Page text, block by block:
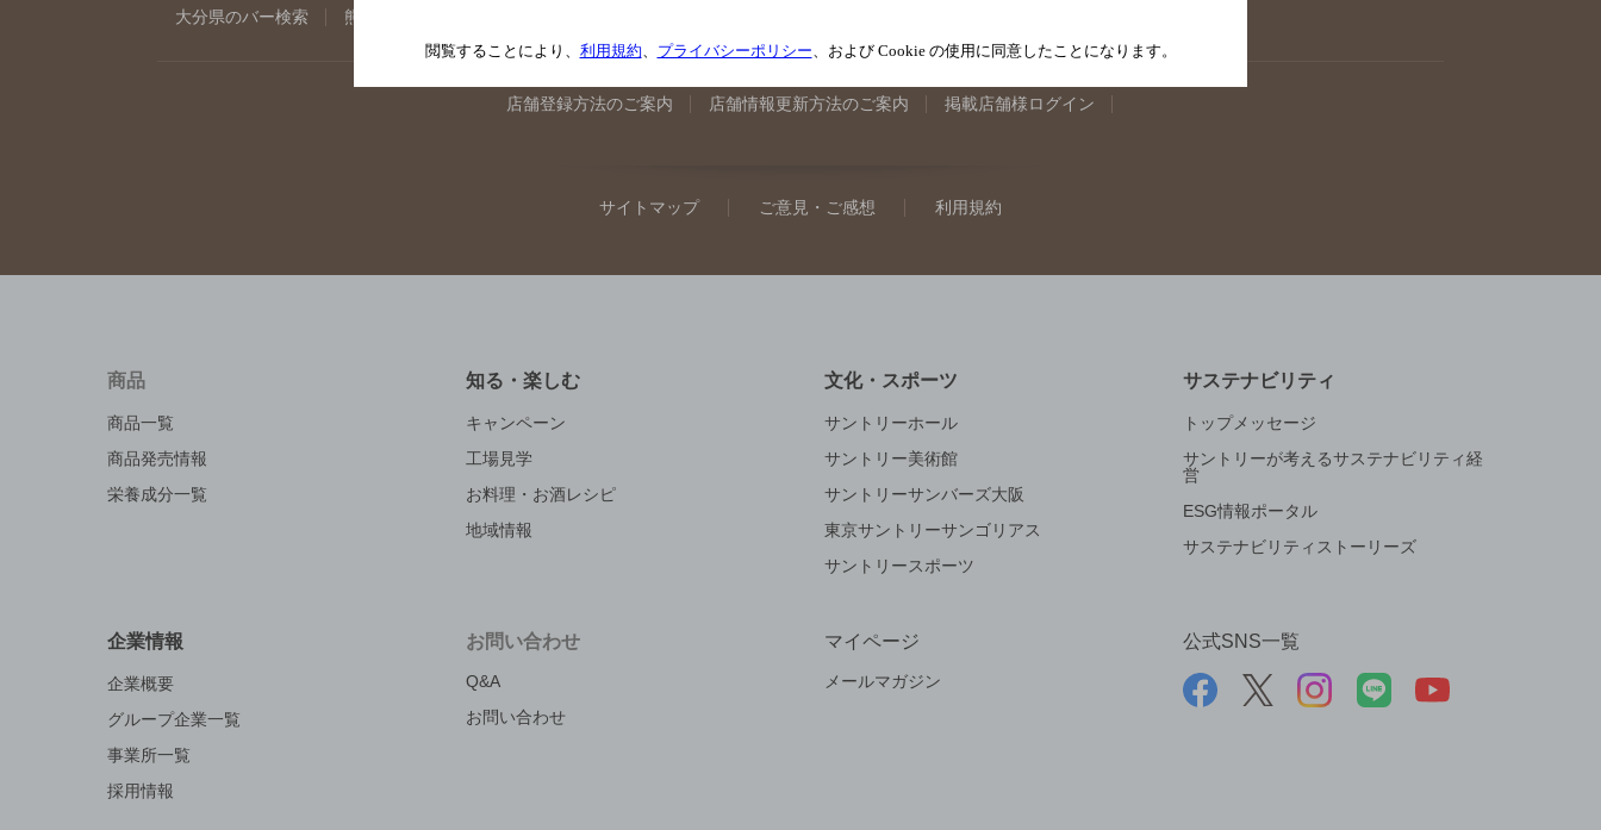
大分県のバー検索
熊本県のバー検索
店舗登録方法のご案内 店舗情報更新方法のご案内 掲載店舗様ログイン
サイトマップ ご意見・ご感想 利用規約
商品
商品一覧
商品発売情報
栄養成分一覧
知る・楽しむ
キャンペーン
工場見学
お料理・お酒レシピ
地域情報
文化・スポーツ
サントリーホール
サントリー美術館
サントリーサンバーズ大阪
東京サントリーサンゴリアス
サントリースポーツ
サステナビリティ
トップメッセージ
サントリーが考えるサステナビリティ経
営
ESG情報ポータル
サステナビリティストーリーズ
企業情報
企業概要
グループ企業一覧
事業所一覧
採用情報
お問い合わせ
Q&A
お問い合わせ
マイページ
メールマガジン
公式SNS一覧
閲覧することにより、 利用規約、 プライバシーポリシー、および Cookie の使用に同意したことになります。